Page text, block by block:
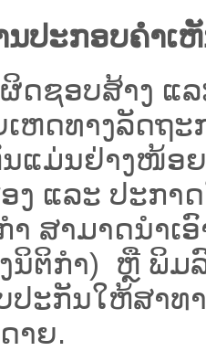
ນປະກອບຄຳເ
ຊອບສ້າງ ແລ
ຫດທາງລັດຖະ
ນແມ່ນຢ່າງໜ້ອ
ງ ແລະ ປະກາ
ສາມາດນຳເ
ນິຕິກຳ) ຫຼື ພິມ
ປະກັນໃຫ້ສາທ
າຍ.